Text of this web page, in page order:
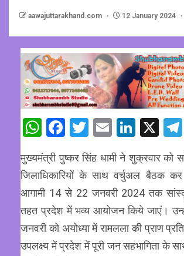
aawajuttarakhand.com 12 January 2024
WhatsApp
Facebook
Twitter
Email X
मुख्यमंत्री पुष्कर सिंह धामी ने शुक्रवार को
जिलाधिकारियों के साथ वर्चुअल बैठक कर
आगामी 14 से 22 जनवरी 2024 तक
तहत प्रदेश में भव्य आयोजन किये जाएं।
जनवरी को अयोध्या में रामलला की प्राण
उपलक्ष्य में प्रदेश में पूरी जन सहभागिता के